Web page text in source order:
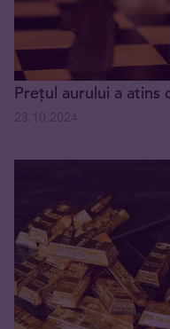
Prețul aurului a atins